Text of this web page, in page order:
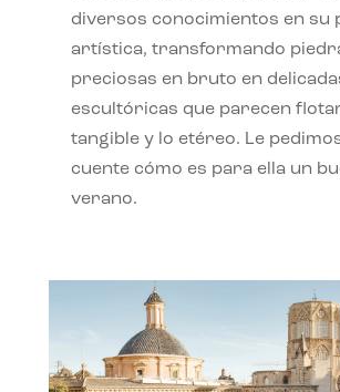
diversos conocimientos en su
artística, transformando
preciosas en bruto en
escultóricas que parecen
tangible y lo etéreo. Le
cuente cómo es para ella un
verano.